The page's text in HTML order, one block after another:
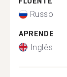
Russo
APRENDE
Inglês